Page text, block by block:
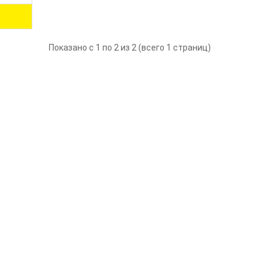
Показано с 1 по 2 из 2 (всего 1 страниц)